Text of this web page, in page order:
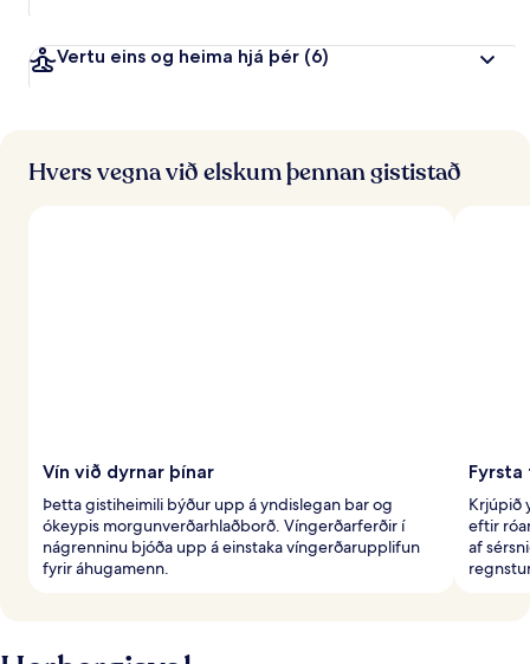
Vertu eins og heima hjá þér (6)
Hvers vegna við elskum þennan gististað
Vín við dyrnar þínar
Þetta gistiheimili býður upp á yndislegan bar og
ókeypis morgunverðarhlaðborð. Víngerðarferðir í
nágrenninu bjóða upp á einstaka víngerðarupplifun
fyrir áhugamenn.
Fyrsta
Krjúpið
eftir
af